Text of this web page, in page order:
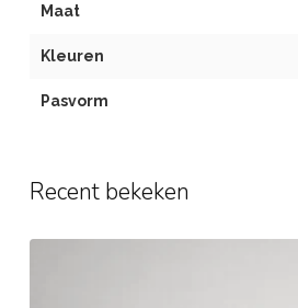
Maat
Kleuren
Pasvorm
Recent bekeken